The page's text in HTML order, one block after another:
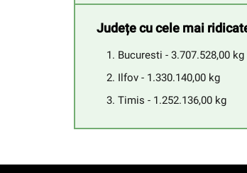
Județe cu cele mai
Bucuresti - 3.707.528,00 kg
Ilfov - 1.330.140,00 kg
Timis - 1.252.136,00 kg